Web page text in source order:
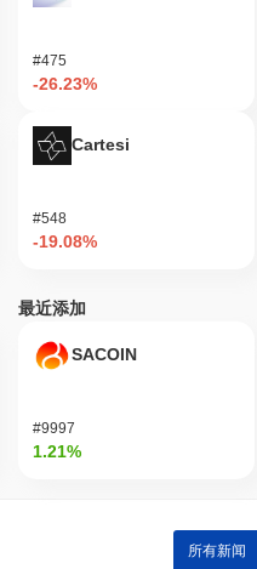
#475
-26.23%
Cartesi
#548
-19.08%
最近添加
SACOIN
#9997
1.21%
所有新闻